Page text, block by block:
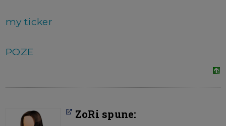
my ticker
POZE
ZoRi spune: